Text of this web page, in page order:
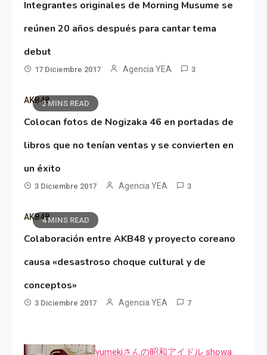
Integrantes originales de Morning Musume se
reúnen 20 años después para cantar tema
debut
17 Diciembre 2017 Agencia YEA 3
2 MINS READ
AKB48
Colocan fotos de Nogizaka 46 en portadas de
libros que no tenían ventas y se convierten en
un éxito
3 Diciembre 2017 Agencia YEA 3
4 MINS READ
AKB48
Colaboración entre AKB48 y proyecto coreano
causa «desastroso choque cultural y de
conceptos»
3 Diciembre 2017 Agencia YEA 7
yumekiさんの昭和アイドル showa